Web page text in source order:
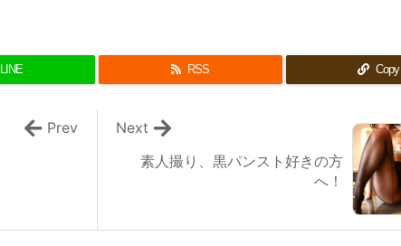
LINE RSS Copy
素人撮り、黒パンスト好きの方
へ！
Next
Prev